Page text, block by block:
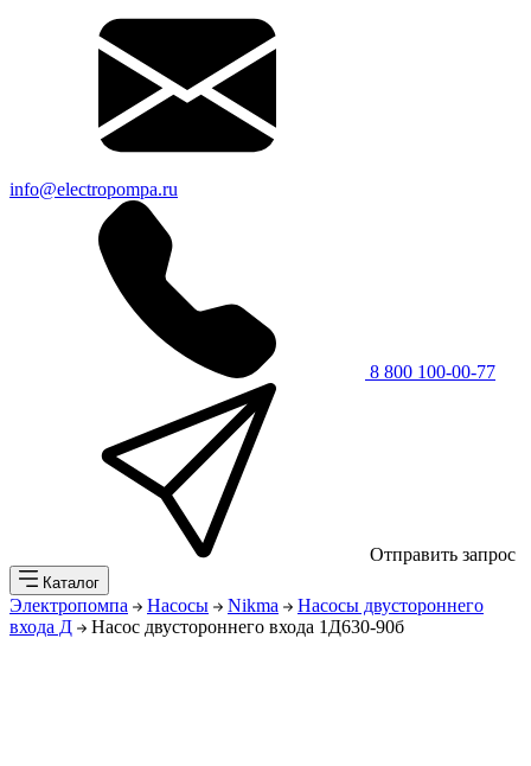
info@electropompa.ru
8 800 100-00-77
Отправить запрос
Каталог
Электропомпа Насосы Nikma
Насосы двустороннего
входа Д
Насос двустороннего входа 1Д630-90б